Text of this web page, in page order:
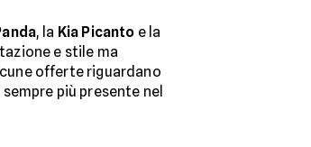
, la Kia Picanto e la
e stile ma
offerte riguardano
più presente nel